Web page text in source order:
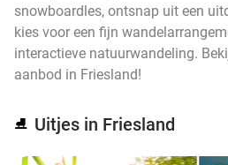
snowboardles, ontsnap uit een
kies voor een fijn
interactieve natuurwandeling.
aanbod in Friesland!
⛸️ Uitjes in Friesland